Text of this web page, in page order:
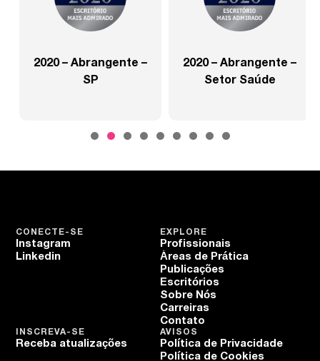
2020 – Abrangente –
SP
2020 – Abrangente –
Setor Saúde
EXPLORE
Profissionais
Áreas de Prática
Publicações
Escritórios
Sobre Nós
Carreiras
Contato
CONECTE-SE
Instagram
Linkedin
AVISOS
Política de Privacidade
Política de Cookies
INSCREVA-SE
Receba atualizações